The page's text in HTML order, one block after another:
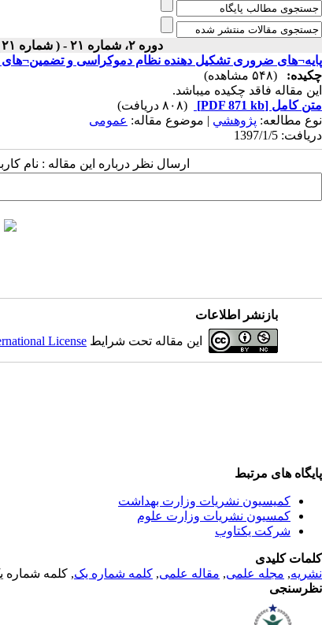
دوره ۲، شماره ۲۱ - ( شماره ۲۱ ، دوره سوم ، سال دوم ، بهار ۱۳۹۷ ۱۳۹۷ )
پایه¬های ضروری تشکیل دهنده نظام دموکراسی و تضمین¬های
چکیده:
(۵۴۸ مشاهده)
این مقاله فاقد چکیده می​باشد.
متن کامل [PDF 871 kb]
(۸۰۸ دریافت)
نوع مطالعه: پژوهشي | موضوع مقاله: عمومى
دریافت: 1397/1/5
ارسال نظر درباره این مقاله : نام
بازنشر اطلاعات
این مقاله تحت شرایط License
پایگاه های مرتبط
کمیسیون نشریات وزارت بهداشت
کمسیون نشریات وزارت علوم
شرکت یکتاوب
کلمات کلیدی
نشریه, مجله علمی, مقاله علمی, کلمه شماره یک, کلمه شماره
نظرسنجی